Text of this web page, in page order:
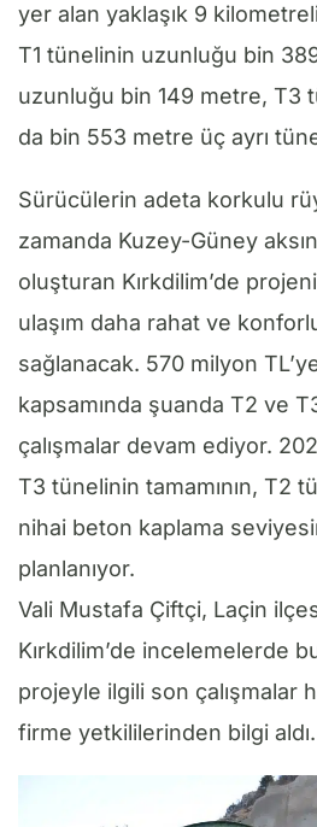
yer alan yaklaşık 9
T1 tünelinin uzunluğu bin
uzunluğu bin 149 metre, T3
da bin 553 metre üç ayrı
Sürücülerin adeta korkulu
zamanda Kuzey-Güney
oluşturan Kırkdilim’de
ulaşım daha rahat ve
sağlanacak. 570 milyon
kapsamında şuanda T2 ve
çalışmalar devam ediyor.
T3 tünelinin tamamının, T2
nihai beton kaplama
planlanıyor.
Vali Mustafa Çiftçi, Laçin
Kırkdilim’de incelemelerde
projeyle ilgili son çalışmalar
firme yetkililerinden bilgi aldı.